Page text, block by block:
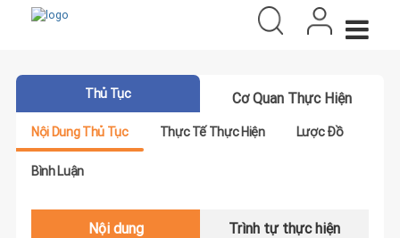
Thủ Tục Cơ Quan Thực Hiện
Nội Dung Thủ Tục Thực Tế Thực Hiện Lược Đồ
Bình Luận
Nội dung Trình tự thực hiện